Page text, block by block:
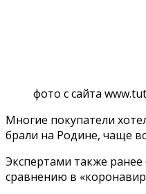
фото с сайта
Многие покупатели
брали на Родине, чаще
Экспертами также
сравнению в